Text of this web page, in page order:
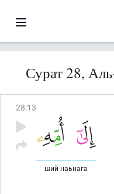
Сурат 28,
28:13
ший наьнага